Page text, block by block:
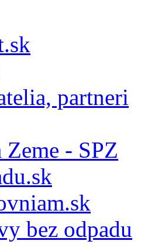
partneri
- SPZ
bez odpadu